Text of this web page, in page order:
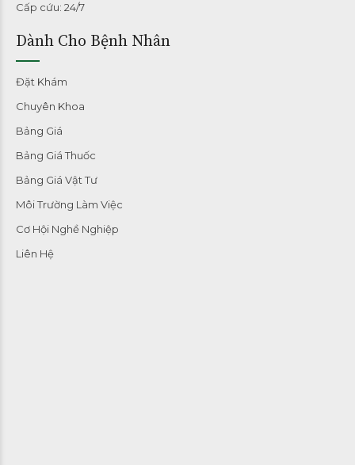
Cấp cứu: 24/7
Dành Cho Bệnh Nhân
Đặt Khám
Chuyên Khoa
Bảng Giá
Bảng Giá Thuốc
Bảng Giá Vật Tư
Môi Trường Làm Việc
Cơ Hội Nghề Nghiệp
Liên Hệ